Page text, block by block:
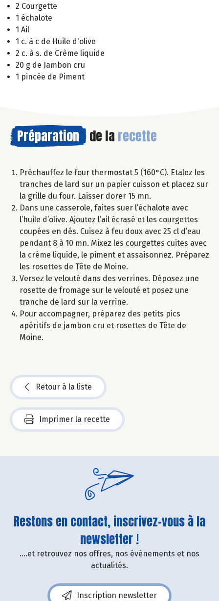
2 Courgette
1 échalote
1 Ail
1 c. à c de Huile d'olive
2 c. à s. de Crème liquide
20 g de Jambon cru
1 pincée de Piment
Préparation de la recette
Préchauffez le four thermostat 5 (160°C). Etalez les
tranches de lard sur un papier cuisson et placez sur
la grille du four. Laisser dorer 15 mn.
Dans une casserole, faites suer l’échalote avec
l’huile d’olive. Ajoutez l’ail écrasé et les courgettes
coupées en dés. Cuisez à feu doux avec 25 cl d’eau
pendant 8 à 10 mn. Mixez les courgettes cuites avec
la crème liquide, le piment et assaisonnez. Préparez
les rosettes de Tête de Moine.
Versez le velouté dans des verrines. Déposez une
rosette de fromage sur le velouté et posez une
tranche de lard sur la verrine.
Pour accompagner, préparez des petits pics
apéritifs de jambon cru et rosettes de Tête de
Moine.
Retour à la liste
Imprimer la recette
Restons en contact, inscrivez-vous à la
newsletter !
....et retrouvez nos offres, nos événements et nos
actualités.
Inscription newsletter